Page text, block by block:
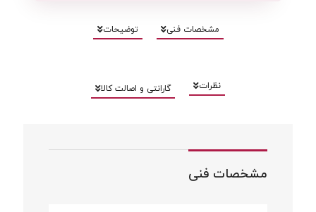
مشخصات فنی توضیحات
نظرات گارانتی و اصالت کالا
مشخصات فنی